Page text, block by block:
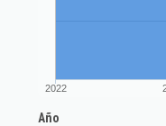
2022
Año